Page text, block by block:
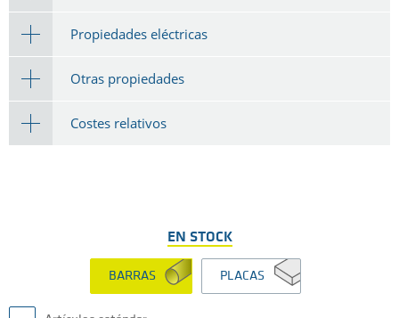
Propiedades eléctricas
Otras propiedades
Costes relativos
EN STOCK
BARRAS PLACAS